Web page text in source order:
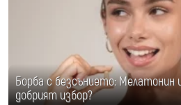
Борба с безсънието: Мелатонин
добрият избор?